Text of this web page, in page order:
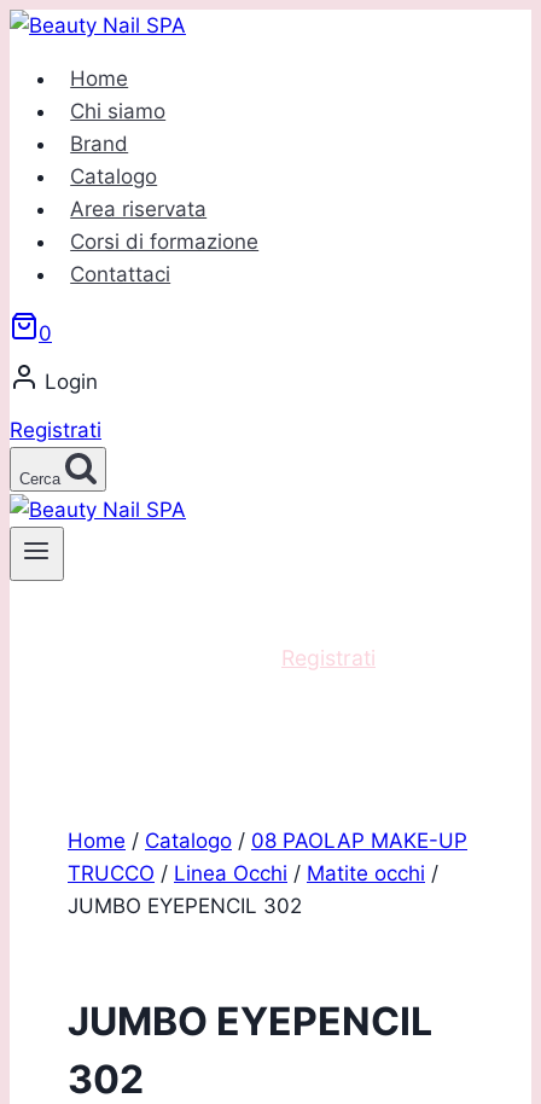
Salta
contenuto
Home
Chi siamo
Brand
Catalogo
Area riservata
Corsi di formazione
Contattaci
0
Login
Registrati
Cerca
Registrati
Home / Catalogo / 08 PAOLAP MAKE-UP
TRUCCO / Linea Occhi / Matite occhi /
JUMBO EYEPENCIL 302
JUMBO EYEPENCIL
302